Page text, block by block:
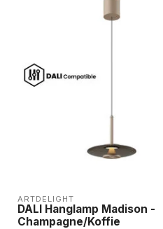
ARTDELIGHT
DALI Hanglamp Madison -
Champagne/Koffie